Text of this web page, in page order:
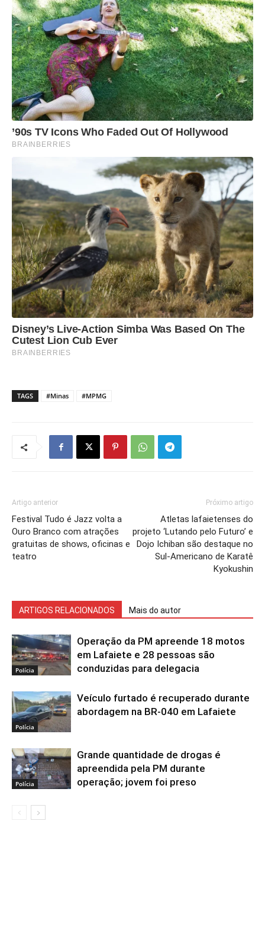
TAGS #Minas #MPMG
Artigo anterior
Festival Tudo é Jazz volta a
Ouro Branco com atrações
gratuitas de shows, oficinas e
teatro
Próximo artigo
Atletas lafaietenses do
projeto ‘Lutando pelo Futuro’ e
Dojo Ichiban são destaque no
Sul-Americano de Karatê
Kyokushin
ARTIGOS RELACIONADOS Mais do autor
Polícia
Operação da PM apreende 18 motos
em Lafaiete e 28 pessoas são
conduzidas para delegacia
Polícia
Veículo furtado é recuperado durante
abordagem na BR-040 em Lafaiete
Polícia
Grande quantidade de drogas é
apreendida pela PM durante
operação; jovem foi preso